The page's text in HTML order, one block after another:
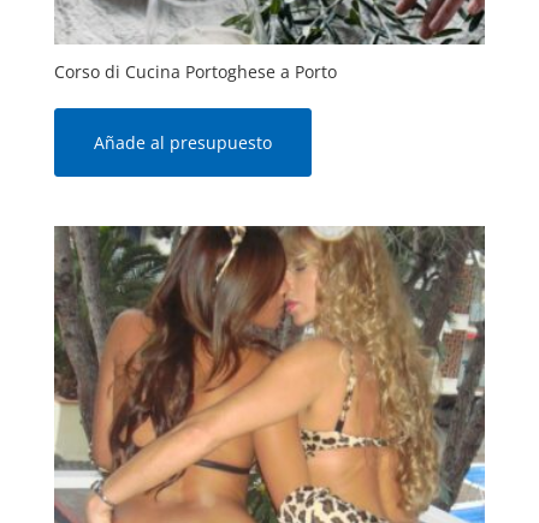
Corso di Cucina Portoghese a Porto
Añade al presupuesto